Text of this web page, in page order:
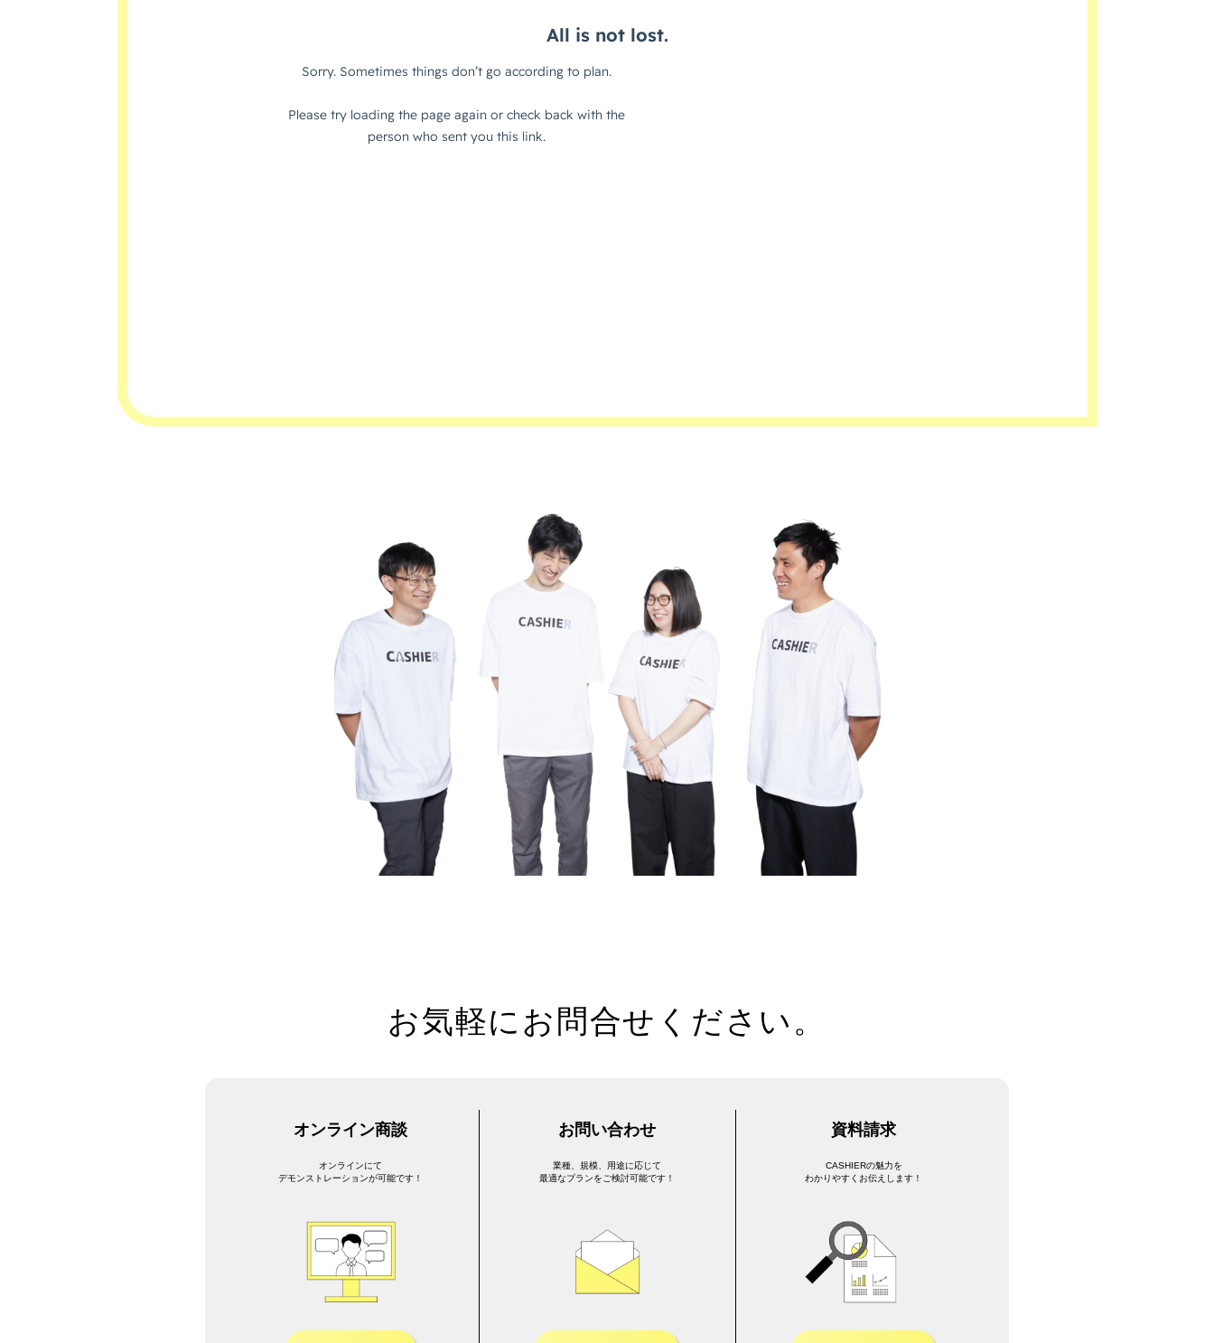
お気軽にお問合せください。
オンライン商談
オンラインにて
デモンストレーションが可能です！
お問い合わせ
業種、規模、用途に応じて
最適なプランをご検討可能です！
資料請求
CASHIERの魅力を
わかりやすくお伝えします！